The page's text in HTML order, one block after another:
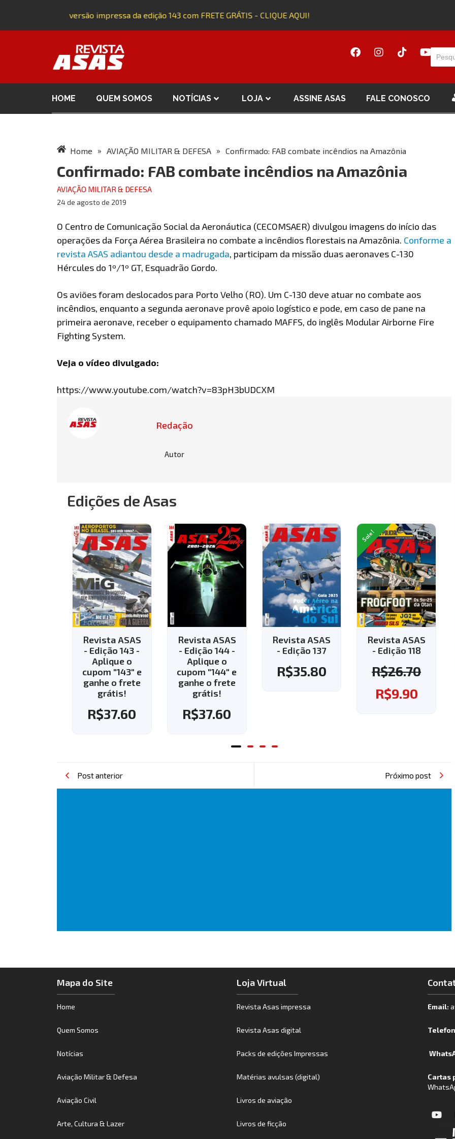
Adquira a versão impressa da edição 143 com FRETE GRÁTIS - CLIQUE AQUI!
HOME QUEM SOMOS NOTÍCIAS LOJA ASSINE ASAS FALE CONOSCO
Home » AVIAÇÃO MILITAR & DEFESA » Confirmado: FAB combate incêndios na Amazônia
Confirmado: FAB combate incêndios na Amazônia
AVIAÇÃO MILITAR & DEFESA
24 de agosto de 2019
O Centro de Comunicação Social da Aeronáutica (CECOMSAER) divulgou imagens do início das
operações da Força Aérea Brasileira no combate a incêndios florestais na Amazônia. Conforme a
revista ASAS adiantou desde a madrugada, participam da missão duas aeronaves C-130
Hércules do 1º/1º GT, Esquadrão Gordo.
Os aviões foram deslocados para Porto Velho (RO). Um C-130 deve atuar no combate aos
incêndios, enquanto a segunda aeronave provê apoio logístico e pode, em caso de pane na
primeira aeronave, receber o equipamento chamado MAFFS, do inglês Modular Airborne Fire
Fighting System.
Veja o vídeo divulgado:
https://www.youtube.com/watch?v=83pH3bUDCXM
Redação
Autor
Edições de Asas
Revista ASAS
- Edição 143 -
Aplique o
cupom "143" e
ganhe o frete
grátis!
R$37.60
Revista ASAS
- Edição 144 -
Aplique o
cupom "144" e
ganhe o frete
grátis!
R$37.60
Revista ASAS
- Edição 137
R$35.80
Sale!
Revista ASAS
- Edição 118
R$26.70
R$9.90
Post anterior Próximo post
Mapa do Site
Home
Quem Somos
Notícias
Aviação Militar & Defesa
Aviação Civil
Arte, Cultura & Lazer
Loja Virtual
Revista Asas impressa
Revista Asas digital
Packs de edições Impressas
Matérias avulsas (digital)
Livros de aviação
Livros de ficção
Email:
Cartas